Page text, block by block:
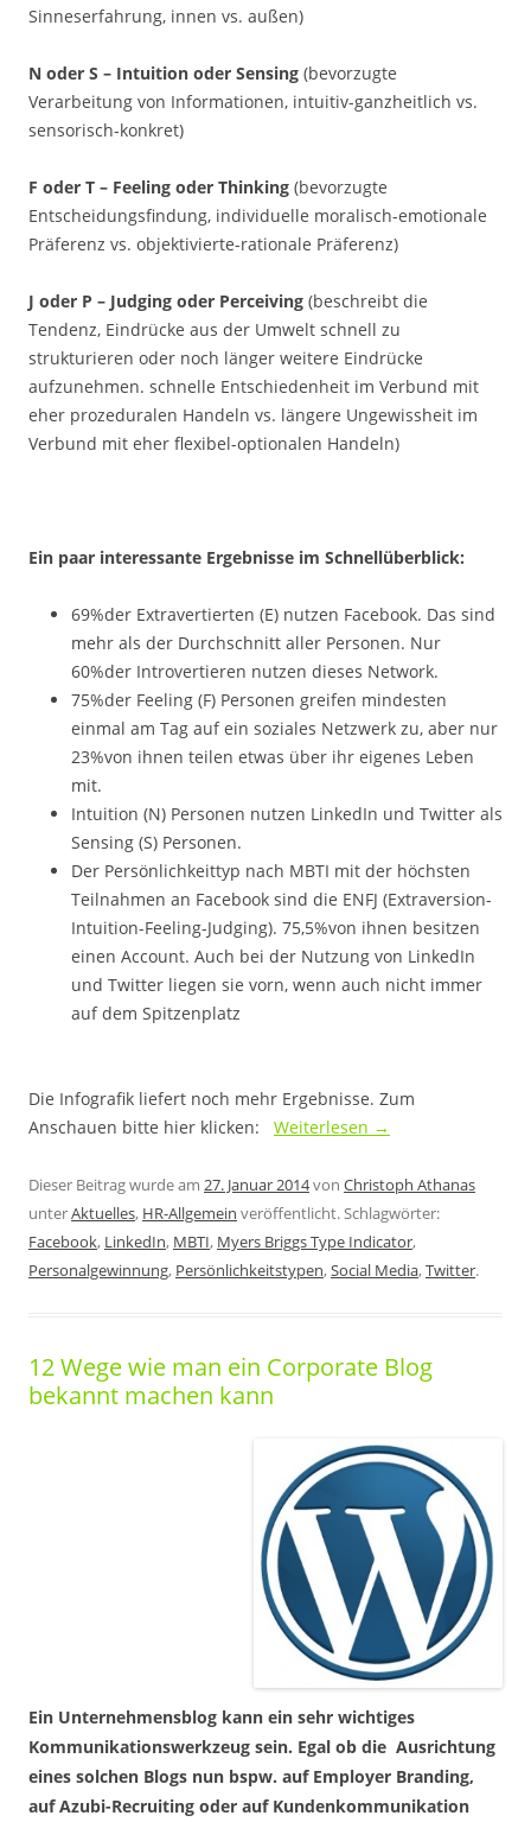
Sinneserfahrung, innen vs. außen)
N oder S – Intuition oder Sensing (bevorzugte
Verarbeitung von Informationen, intuitiv-ganzheitlich vs.
sensorisch-konkret)
F oder T – Feeling oder Thinking (bevorzugte
Entscheidungsfindung, individuelle moralisch-emotionale
Präferenz vs. objektivierte-rationale Präferenz)
J oder P – Judging oder Perceiving (beschreibt die
Tendenz, Eindrücke aus der Umwelt schnell zu
strukturieren oder noch länger weitere Eindrücke
aufzunehmen. schnelle Entschiedenheit im Verbund mit
eher prozeduralen Handeln vs. längere Ungewissheit im
Verbund mit eher flexibel-optionalen Handeln)
Ein paar interessante Ergebnisse im Schnellüberblick:
69%der Extravertierten (E) nutzen Facebook. Das sind
mehr als der Durchschnitt aller Personen. Nur
60%der Introvertieren nutzen dieses Network.
75%der Feeling (F) Personen greifen mindesten
einmal am Tag auf ein soziales Netzwerk zu, aber nur
23%von ihnen teilen etwas über ihr eigenes Leben
mit.
Intuition (N) Personen nutzen LinkedIn und Twitter als
Sensing (S) Personen.
Der Persönlichkeittyp nach MBTI mit der höchsten
Teilnahmen an Facebook sind die ENFJ (Extraversion-
Intuition-Feeling-Judging). 75,5%von ihnen besitzen
einen Account. Auch bei der Nutzung von LinkedIn
und Twitter liegen sie vorn, wenn auch nicht immer
auf dem Spitzenplatz
Die Infografik liefert noch mehr Ergebnisse. Zum
Anschauen bitte hier klicken: Weiterlesen →
Dieser Beitrag wurde am 27. Januar 2014von Christoph Athanas
unterAktuelles, HR-Allgemein veröffentlicht. Schlagwörter:
Facebook, LinkedIn, MBTI, Myers Briggs Type Indicator,
Personalgewinnung, Persönlichkeitstypen,Social Media,Twitter.
12 Wege wie man ein Corporate Blog
bekannt machen kann
Ein Unternehmensblog kann ein sehr wichtiges
Kommunikationswerkzeug sein. Egal ob die Ausrichtung
eines solchen Blogs nun bspw. auf Employer Branding,
auf Azubi-Recruiting oder auf Kundenkommunikation